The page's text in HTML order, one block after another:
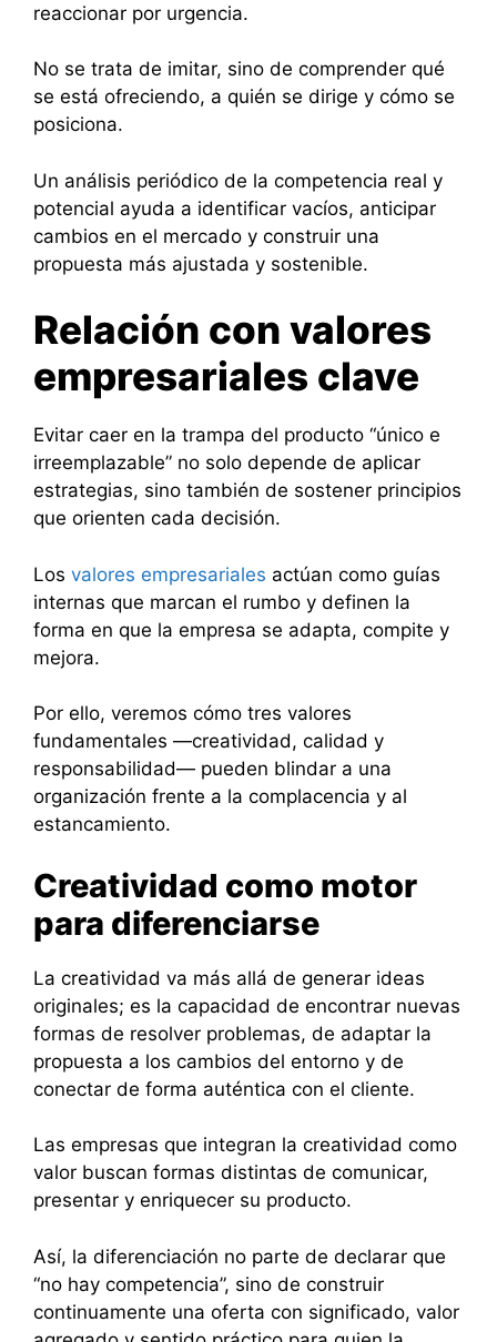
reaccionar por urgencia.
No se trata de imitar, sino de comprender qué
se está ofreciendo, a quién se dirige y cómo se
posiciona.
Un análisis periódico de la competencia real y
potencial ayuda a identificar vacíos, anticipar
cambios en el mercado y construir una
propuesta más ajustada y sostenible.
Relación con valores
empresariales clave
Evitar caer en la trampa del producto “único e
irreemplazable” no solo depende de aplicar
estrategias, sino también de sostener principios
que orienten cada decisión.
Los valores empresariales actúan como guías
internas que marcan el rumbo y definen la
forma en que la empresa se adapta, compite y
mejora.
Por ello, veremos cómo tres valores
fundamentales —creatividad, calidad y
responsabilidad— pueden blindar a una
organización frente a la complacencia y al
estancamiento.
Creatividad como motor
para diferenciarse
La creatividad va más allá de generar ideas
originales; es la capacidad de encontrar nuevas
formas de resolver problemas, de adaptar la
propuesta a los cambios del entorno y de
conectar de forma auténtica con el cliente.
Las empresas que integran la creatividad como
valor buscan formas distintas de comunicar,
presentar y enriquecer su producto.
Así, la diferenciación no parte de declarar que
“no hay competencia”, sino de construir
continuamente una oferta con significado, valor